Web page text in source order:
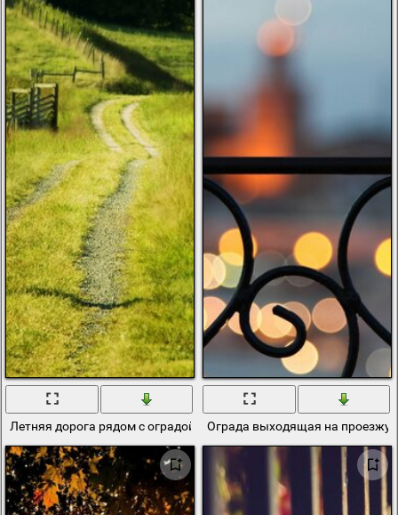
Летняя дорога рядом с оградой Ограда выходящая на